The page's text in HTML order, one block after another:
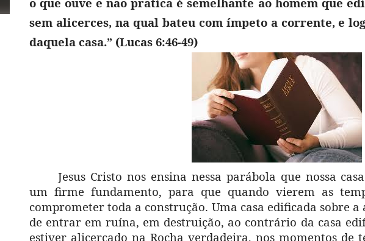
sem alicerces, na qual bateu com ímpeto a corrente, e
daquela casa.” (Lucas 6:46-49)
Jesus Cristo nos ensina nessa parábola que nossa
um firme fundamento, para que quando vierem as
comprometer toda a construção. Uma casa edificada sobre
de entrar em ruína, em destruição, ao contrário da casa
estiver alicerçado na Rocha verdadeira, nos momentos de